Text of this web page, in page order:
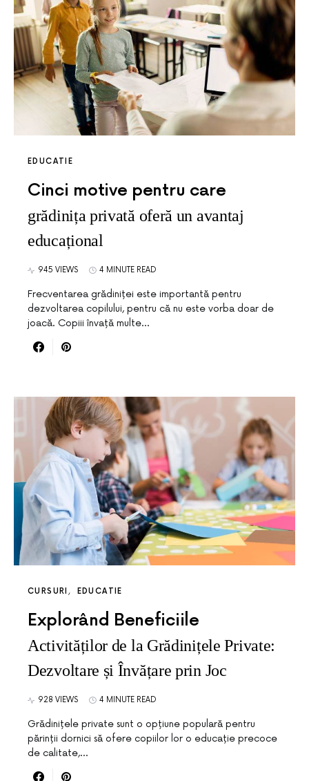
EDUCATIE
Cinci motive pentru care
grădinița privată oferă un avantaj
educațional
945 VIEWS 4 MINUTE READ
Frecventarea grădiniței este importantă pentru
dezvoltarea copilului, pentru că nu este vorba doar de
joacă. Copiii învață multe…
CURSURI EDUCATIE
Explorând Beneficiile
Activităților de la Grădinițele Private:
Dezvoltare și Învățare prin Joc
928 VIEWS 4 MINUTE READ
Grădinițele private sunt o opțiune populară pentru
părinții dornici să ofere copiilor lor o educație precoce
de calitate,…